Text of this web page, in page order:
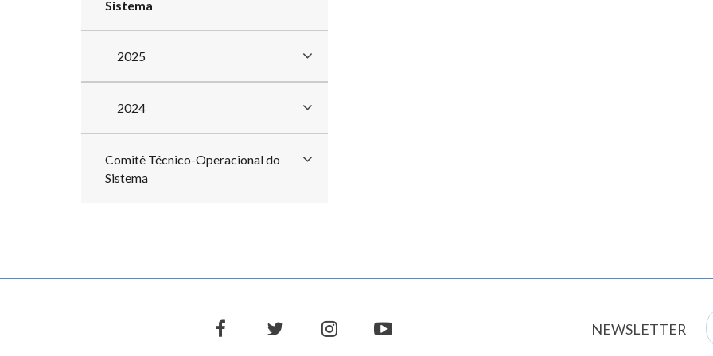
Sistema
2025
2024
Comitê Técnico-Operacional do
Sistema
facebooktwitter instagramyoutube NEWSLETTER